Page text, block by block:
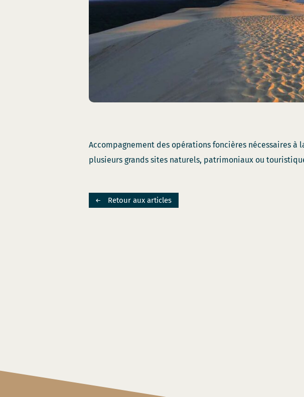
Accompagnement des opérations foncières nécessaires
plusieurs grands sites naturels, patrimoniaux ou
Retour aux articles